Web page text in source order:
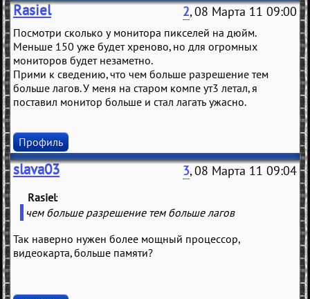
Rasiel 2, 08 Марта 11 09:00
Посмотри сколько у монитора пикселей на дюйм.
Меньше 150 уже будет хреново, но для огромных
мониторов будет незаметно.
Прими к сведению, что чем больше разрешение тем
больше лагов. У меня на старом компе ут3 летал, я
поставил монитор больше и стал лагать ужасно.
Профиль
slava03 3, 08 Марта 11 09:04
Rasiel
чем больше разрешение тем больше лагов
Так наверно нужен более мощный процессор,
видеокарта, больше памяти?